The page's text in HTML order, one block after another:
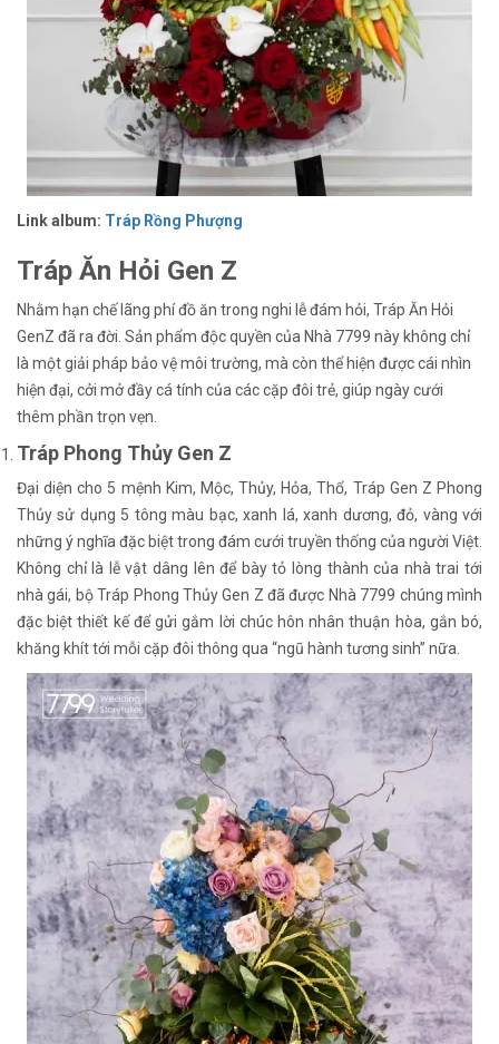
Link album: Tráp Rồng Phượng
Tráp Ăn Hỏi Gen Z
Nhằm hạn chế lãng phí đồ ăn trong nghi lễ đám hỏi, Tráp Ăn Hỏi
GenZ đã ra đời. Sản phẩm độc quyền của Nhà 7799 này không chỉ
là một giải pháp bảo vệ môi trường, mà còn thể hiện được cái nhìn
hiện đại, cởi mở đầy cá tính của các cặp đôi trẻ, giúp ngày cưới
thêm phần trọn vẹn.
Tráp Phong Thủy Gen Z
Đại diện cho 5 mệnh Kim, Mộc, Thủy, Hỏa, Thổ, Tráp Gen Z Phong
Thủy sử dụng 5 tông màu bạc, xanh lá, xanh dương, đỏ, vàng với
những ý nghĩa đặc biệt trong đám cưới truyền thống của người Việt.
Không chỉ là lễ vật dâng lên để bày tỏ lòng thành của nhà trai tới
nhà gái, bộ Tráp Phong Thủy Gen Z đã được Nhà 7799 chúng mình
đặc biệt thiết kế để gửi gắm lời chúc hôn nhân thuận hòa, gắn bó,
khăng khít tới mỗi cặp đôi thông qua “ngũ hành tương sinh” nữa.